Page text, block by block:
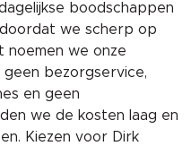
boodschappen
we scherp op
noemen we onze
geen bezorgservice,
en geen
we de kosten laag en
Kiezen voor Dirk